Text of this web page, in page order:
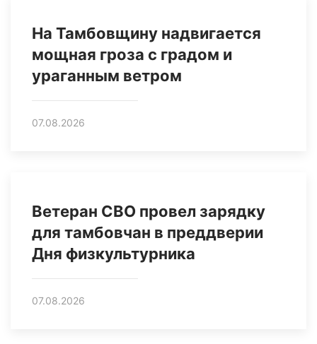
На Тамбовщину надвигается
мощная гроза с градом и
ураганным ветром
07.08.2026
Ветеран СВО провел зарядку
для тамбовчан в преддверии
Дня физкультурника
07.08.2026